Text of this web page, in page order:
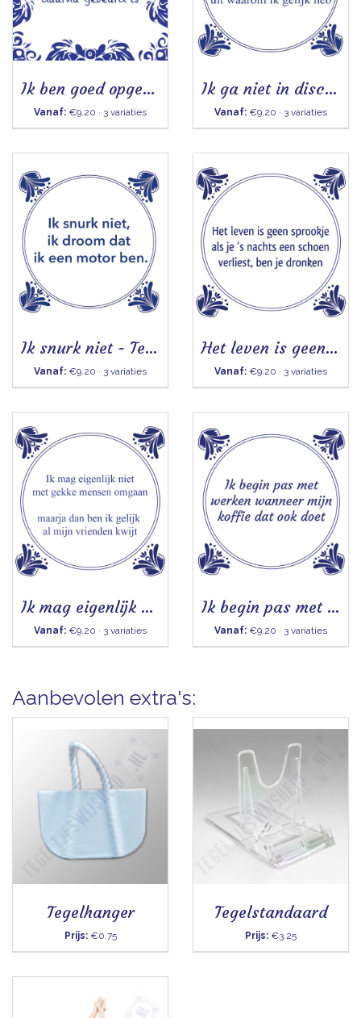
Ik ben goed opgevoed - Tegeltje
Vanaf: €9.20 · 3 variaties
Ik ga niet in discussie
Vanaf: €9.20 · 3 variaties
Ik snurk niet - Tegel
Vanaf: €9.20 · 3 variaties
Het leven is geen sprookje - Tegeltje
Vanaf: €9.20 · 3 variaties
Ik mag eigenlijk niet met gekke mensen omgaan
Vanaf: €9.20 · 3 variaties
Ik begin pas met werken - Tegeltje
Vanaf: €9.20 · 3 variaties
Aanbevolen extra's:
Tegelhanger
Prijs:€0.75
Tegelstandaard
Prijs: €3.25